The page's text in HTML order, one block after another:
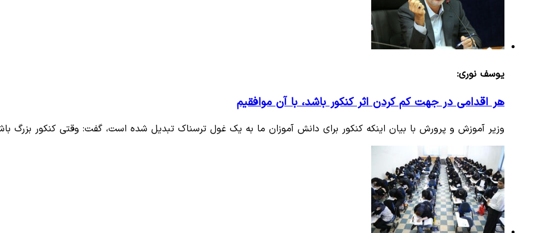
یوسف نوری:
هر اقدامی در جهت کم کردن اثر کنکور باشد، با آن موافقیم
وزیر آموزش و پرورش با بیان اینکه کنکور برای دانش آموزان ما به یک غول ترسناک تبدیل شده است، گفت: وقتی کنکور بزرگ